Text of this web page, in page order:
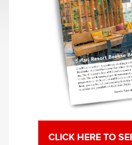
CLICK HERE TO